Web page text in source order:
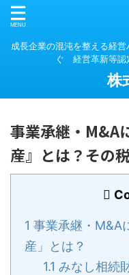
成長企業の混沌を整える経
ぐ 経営革新等認
株
事業承継・M&A
産』とは？その
1 事業承継・M&A
産」とは？
1.1 みなし相続